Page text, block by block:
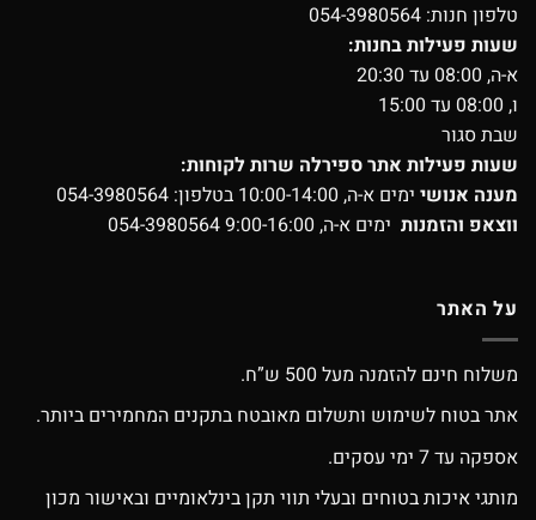
טלפון חנות:054-3980564
שעות פעילות בחנות:
א-ה, 08:00 עד 20:30
ו, 08:00 עד 15:00
שבת סגור
שעות פעילות אתר ספירלה שרות לקוחות:
מענה אנושיימים א-ה, 10:00-14:00 בטלפון:
054-3980564
ווצאפ והזמנותימים א-ה, 9:00-16:00 054-3980564
על האתר
משלוח חינם להזמנה מעל 500 ש”ח.
אתר בטוח לשימוש ותשלום מאובטח בתקנים המחמירים ביותר.
אספקה עד 7 ימי עסקים.
מותגי איכות בטוחים ובעלי תווי תקן בינלאומיים ובאישור מכון